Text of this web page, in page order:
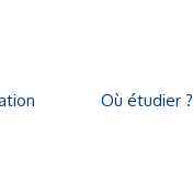
Où étudier ?